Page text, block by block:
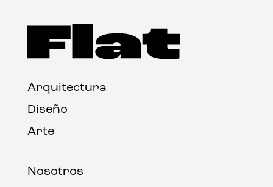
Arquitectura
Diseño
Arte
Nosotros